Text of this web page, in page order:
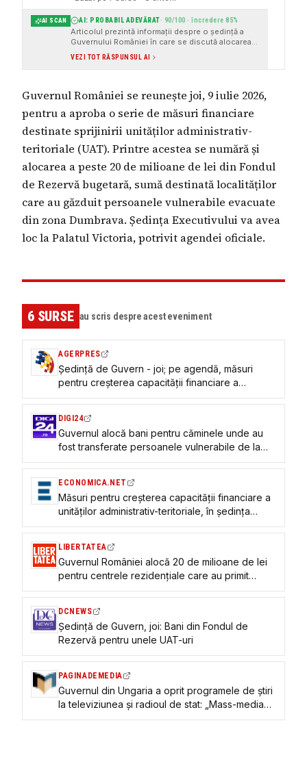
AI SCAN AI: PROBABIL ADEVĂRAT· 90/100 · încredere85%
Articolul prezintă informații despre o ședință a
Guvernului României în care se discută alocarea a
peste 20 de milioane de lei pentru unitățile
administrativ-teritoriale care au găzduit persoane
vulnerabile evacuate din zona Dumbrava. Sunt
cunoscute, cum ar fi Digi24, Agerpres și
Libertatea, care oferă detalii despre eveniment.
VEZI TOT RĂSPUNSUL AI
Guvernul României se reunește joi, 9 iulie 2026,
pentru a aproba o serie de măsuri financiare
destinate sprijinirii unităților administrativ-
teritoriale (UAT). Printre acestea se numără și
alocarea a peste 20 de milioane de lei din Fondul
de Rezervă bugetară, sumă destinată localităților
care au găzduit persoanele vulnerabile evacuate
din zona Dumbrava. Ședința Executivului va avea
loc la Palatul Victoria, potrivit agendei oficiale.
6SURSE au scris despre acest eveniment
AGERPRES
Ședință de Guvern - joi; pe agendă, măsuri
pentru creșterea capacității financiare a
unităților administrativ-teritoriale
DIGI24
Guvernul alocă bani pentru căminele unde au
fost transferate persoanele vulnerabile de la
Dumbrava. Despre ce sume e vorba
ECONOMICA.NET
Măsuri pentru creșterea capacităţii financiare a
unităţilor administrativ-teritoriale, în şedinţa
Guvern de joi, 9 iulie 2027
LIBERTATEA
Guvernul României alocă 20 de milioane de lei
pentru centrele rezidențiale care au primit
persoane din azilele lui Viorel Pașca
DCNEWS
Ședință de Guvern, joi: Bani din Fondul de
Rezervă pentru unele UAT-uri
PAGINADEMEDIA
Guvernul din Ungaria a oprit programele de ştiri
la televiziunea şi radioul de stat: „Mass-media
publică nu poate minţi”